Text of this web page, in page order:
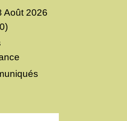
Août 2026